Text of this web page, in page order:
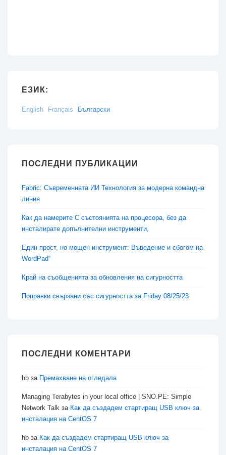
ЕЗИК:
English Français Български
ПОСЛЕДНИ ПУБЛИКАЦИИ
Fabric: Съвременната ИИ Технология за модерна командна
линия
Как да намерите C състоянията на процесора, без да
инсталирате допълнителни инструменти,
Един прост, но мощен инструмент: Въведение и сбогом на
WordPad“
Край на съобщенията за обновления на сигурността
Поправки свързани със сигурността за Friday 08/25/23
ПОСЛЕДНИ КОМЕНТАРИ
hb за Премахване на огледала
Managing Terabytes in your local office | SNO.PE: Simple
Network Talk за Как да създадем стартиращ USB ключ за
инсталация на CentOS 7
hb за Как да създадем стартиращ USB ключ за
инсталация на CentOS 7